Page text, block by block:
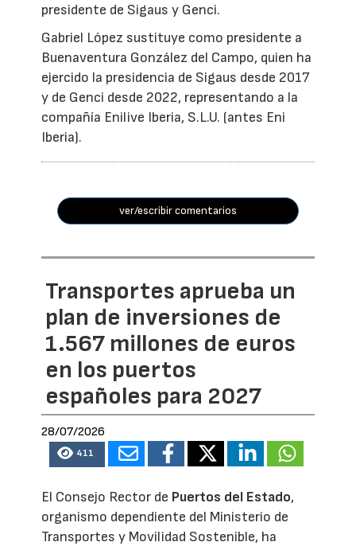
presidente de Sigaus y Genci.
Gabriel López sustituye como presidente a
Buenaventura González del Campo, quien ha
ejercido la presidencia de Sigaus desde 2017
y de Genci desde 2022, representando a la
compañía Enilive Iberia, S.L.U. (antes Eni
Iberia).
ver/escribir comentarios
Transportes aprueba un
plan de inversiones de
1.567 millones de euros
en los puertos
españoles para 2027
28/07/2026
411
El Consejo Rector de Puertos del Estado,
organismo dependiente del Ministerio de
Transportes y Movilidad Sostenible, ha